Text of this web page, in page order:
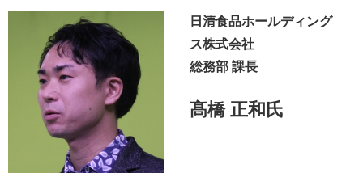
日清食品ホールディング
ス株式会社
総務部 課長
髙橋 正和氏